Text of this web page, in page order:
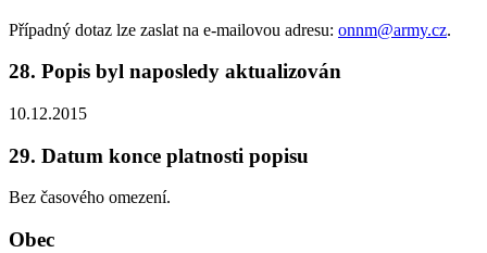
Případný dotaz lze zaslat na e-mailovou adresu: onnm@army.cz.
28. Popis byl naposledy aktualizován
10.12.2015
29. Datum konce platnosti popisu
Bez časového omezení.
Obec